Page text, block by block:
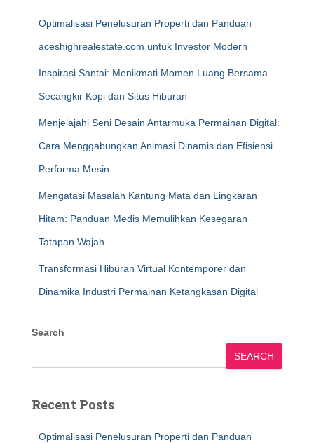
Optimalisasi Penelusuran Properti dan Panduan
aceshighrealestate.com untuk Investor Modern
Inspirasi Santai: Menikmati Momen Luang Bersama
Secangkir Kopi dan Situs Hiburan
Menjelajahi Seni Desain Antarmuka Permainan Digital:
Cara Menggabungkan Animasi Dinamis dan Efisiensi
Performa Mesin
Mengatasi Masalah Kantung Mata dan Lingkaran
Hitam: Panduan Medis Memulihkan Kesegaran
Tatapan Wajah
Transformasi Hiburan Virtual Kontemporer dan
Dinamika Industri Permainan Ketangkasan Digital
Search
SEARCH
Recent Posts
Optimalisasi Penelusuran Properti dan Panduan